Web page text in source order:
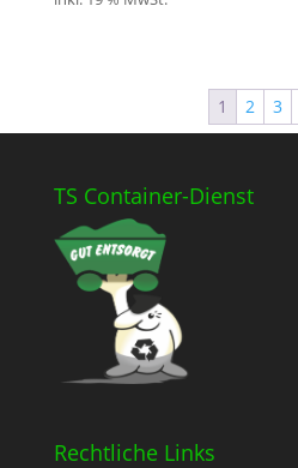
1 2 3
TS Container-Dienst
Rechtliche Links